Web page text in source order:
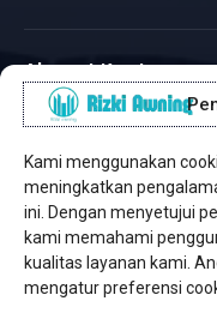
Kami menggunakan
meningkatkan
ini. Dengan menyetujui
kami memahami
kualitas layanan kami.
mengatur preferensi
Alamat Kantor
✆ WhatsApp / Telepon
Pusat Sukabumi
Sukamanis,
Cabang Jakarta
Kembangan,